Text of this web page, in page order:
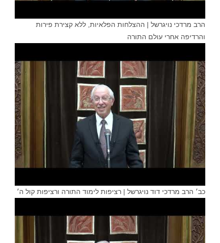
הרב מרדכי נויגרשל | ההצלחות הפלאיות, ללא קצירת פירות
והרדיפה אחרי עולם התורה
כב׳ הרב מרדכי דוד נויגרשל | רציפות לימוד התורה ורציפות קול ה׳